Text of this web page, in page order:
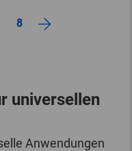
8
universellen
Anwendungen